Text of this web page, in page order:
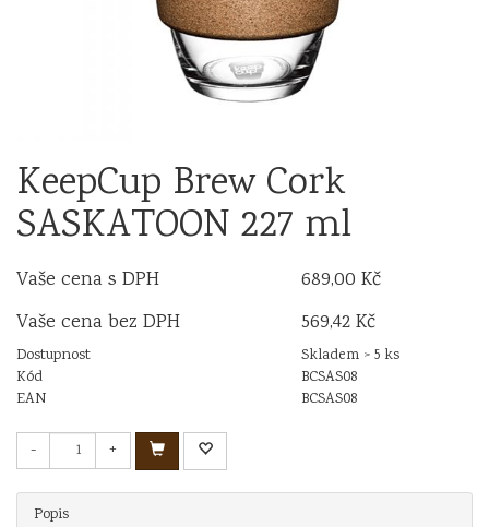
KeepCup Brew Cork
SASKATOON 227 ml
Vaše cena s DPH
689,00 Kč
Vaše cena bez DPH
569,42 Kč
Dostupnost
Skladem > 5 ks
Kód
BCSAS08
EAN
BCSAS08
- +
Popis